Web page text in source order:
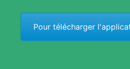
Pour télécharger